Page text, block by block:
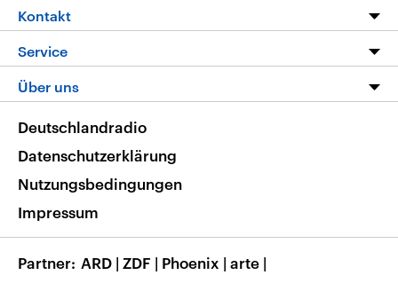
Die Nachrichten
Nachrichtenleicht
Neue Beiträge auf dlf.de
Livestream
Podcasts
Deutschlandfunk App
Nachrichten App
Frequenzen
Kontakt
Hörerservice
Service
FAQ
Veranstaltungen
Musikliste
RSS
Über uns
Barrierefreiheit
Deutschlandradio
Datenschutzerklärung
Nutzungsbedingungen
Impressum
Partner ARD | ZDF | Phoenix | arte |